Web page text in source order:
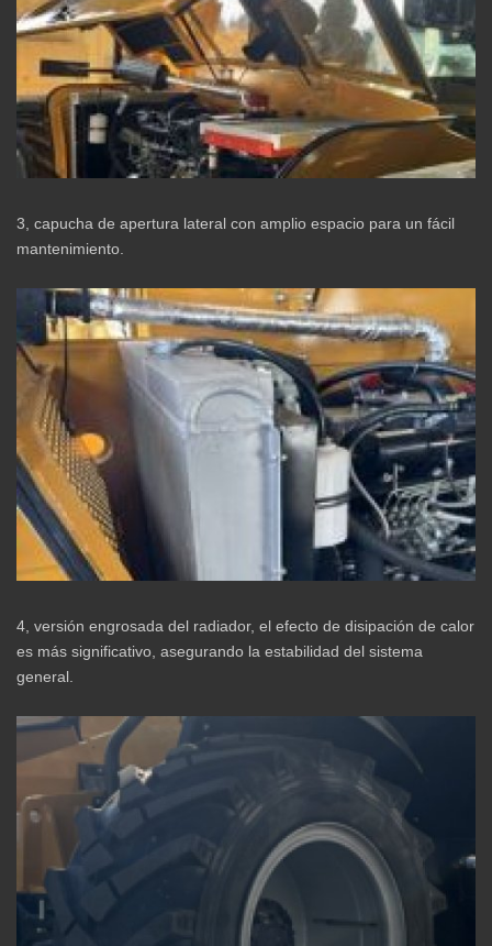
3, capucha de apertura lateral con amplio espacio para un fácil
mantenimiento.
4, versión engrosada del radiador, el efecto de disipación de calor
es más significativo, asegurando la estabilidad del sistema
general.